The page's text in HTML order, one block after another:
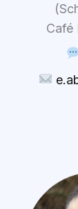
Café